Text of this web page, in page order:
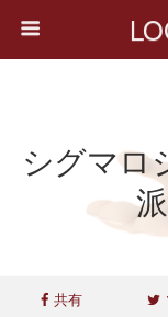
シグマロ
共有